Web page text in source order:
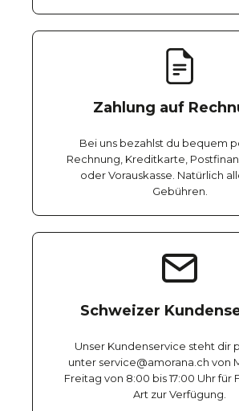
Zahlung auf
Bei uns bezahlst du bequem
Rechnung, Kreditkarte,
oder Vorauskasse. Natürlich
Gebühren.
Schweizer
Unser Kundenservice steht dir
unter service@amorana.ch von
Freitag von 8:00 bis 17:00 Uhr für
Art zur Verfügung.